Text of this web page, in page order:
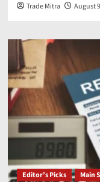
Trade Mitra August
Editor’s Picks Main